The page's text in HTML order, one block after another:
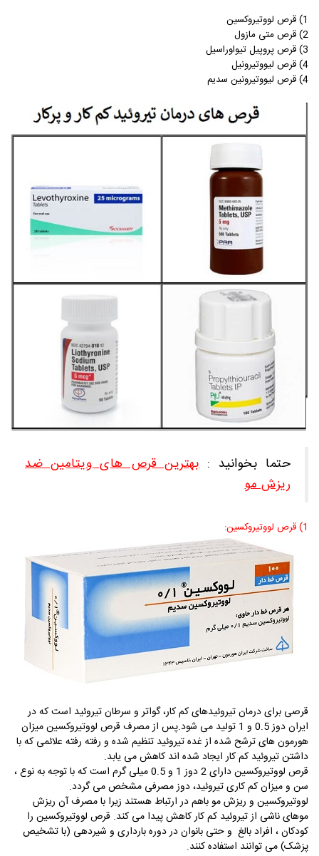
1) قرص لووتیروکسین
2) قرص متی مازول
3) قرص پروپیل تیواوراسیل
4) قرص لیووتیرونیل
4) قرص لیووتیرونین سدیم
حتما بخوانید :بهترین قرص های ویتامین ضد
ریزش مو
1) قرص لووتیروکسین:
قرصی برای درمان تیروئیدهای کم کار، گواتر و سرطان تیروئید است که در
ایران دوز 0.5 و 1 تولید می شود.پس از مصرف قرص لووتیروکسین میزان
هورمون های ترشح شده از غده تیروئید تنظیم شده و رفته رفته علائمی که با
داشتن تیروئید کم کار ایجاد شده اند کاهش می یابد.
قرص لووتیروکسین دارای 2 دوز 1 و 0.5 میلی گرم است که با توجه به نوع ،
سن و میزان کم کاری تیروئید، دوز مصرفی مشخص می گردد.
لووتیروکسین و ریزش مو باهم در ارتباط هستند زیرا با مصرف آن ریزش
موهای ناشی از تیروئید کم کار کاهش پیدا می کند. قرص لووتیروکسین را
کودکان ، افراد بالغ و حتی بانوان در دوره بارداری و شیردهی (با تشخیص
پزشک) می توانند استفاده کنند.